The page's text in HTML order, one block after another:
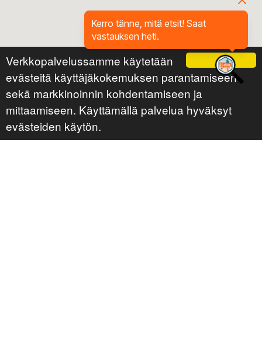
Ok
Verkkopalvelussamme käytetään
evästeitä käyttäjäkokemuksen parantamiseen
sekä markkinoinnin kohdentamiseen ja
mittaamiseen. Käyttämällä palvelua hyväksyt
evästeiden käytön.
Kerro tänne, mitä etsit! Saat
vastauksen heti.